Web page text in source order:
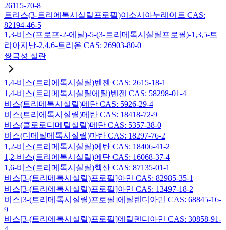
26115-70-8
트리스(3-트리에톡시실릴프로필)이소시아누레이트 CAS:
82194-46-5
1,3-비스(프로프-2-에닐)-5-(3-트리메톡시실릴프로필)-1,3,5-트
리아지난-2,4,6-트리온 CAS: 26903-80-0
쌍극성 실란
1,4-비스(트리에톡시실릴)벤젠 CAS: 2615-18-1
1,4-비스(트리메톡시실릴에틸)벤젠 CAS: 58298-01-4
비스(트리메톡시실릴)메탄 CAS: 5926-29-4
비스(트리에톡시실릴)메탄 CAS: 18418-72-9
비스(클로로디메틸실릴)메탄 CAS: 5357-38-0
비스(디메틸메톡시실릴)마탄 CAS: 18297-76-2
1,2-비스(트리메톡시실릴)에탄 CAS: 18406-41-2
1,2-비스(트리에톡시실릴)에탄 CAS: 16068-37-4
1,6-비스(트리메톡시실릴)헥산 CAS: 87135-01-1
비스[3-(트리메톡시실릴)프로필]아민 CAS: 82985-35-1
비스[3-(트리에톡시실릴)프로필]아민 CAS: 13497-18-2
비스[3-(트리메톡시실릴)프로필]에틸렌디아민 CAS: 68845-16-
9
비스[3-(트리에톡시실릴)프로필]에틸렌디아민 CAS: 30858-91-